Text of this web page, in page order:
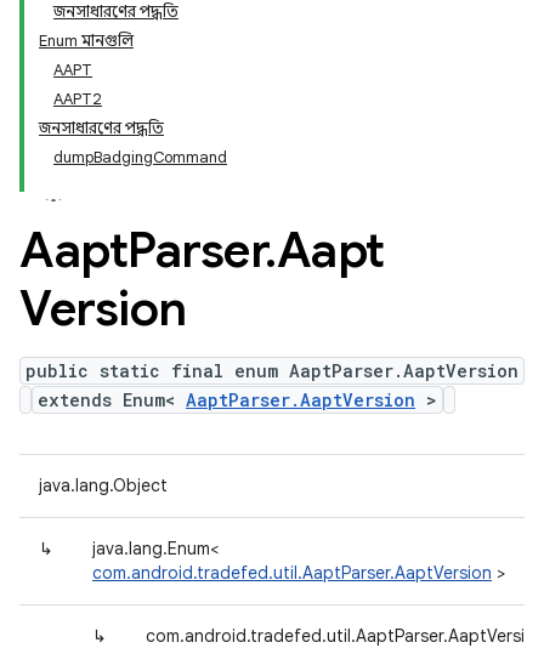
জনসাধারণের পদ্ধতি
Enum মানগুলি
AAPT
AAPT2
জনসাধারণের পদ্ধতি
dumpBadgingCommand
AaptParser.Aapt
Version
public static final enum AaptParser.AaptVersion
extends Enum< AaptParser.AaptVersion >
java.lang.Object
↳
java.lang.Enum<
com.android.tradefed.util.AaptParser.AaptVersion >
↳ com.android.tradefed.util.AaptParser.AaptVersion